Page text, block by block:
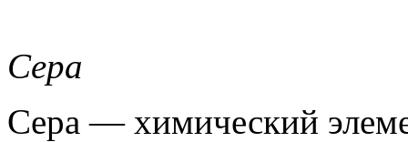
Сера
Сера — химический